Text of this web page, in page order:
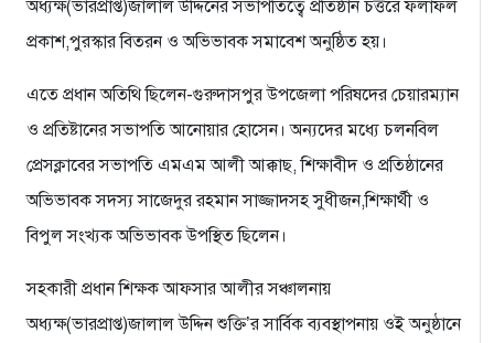
অধ্যক্ষ(ভারপ্রাপ্ত)জালাল উদ্দিনের সভাপতিত্বে প্রতিষ্ঠান চত্তরে ফলাফল
প্রকাশ,পুরস্কার বিতরন ও অভিভাবক সমাবেশ অনুষ্ঠিত হয়।
এতে প্রধান অতিথি ছিলেন-গুরুদাসপুর উপজেলা পরিষদের চেয়ারম্যান
ও প্রতিষ্টানের সভাপতি আনোয়ার হোসেন। অন্যদের মধ্যে চলনবিল
প্রেসক্লাবের সভাপতি এমএম আলী আক্কাছ, শিক্ষাবীদ ও প্রতিষ্ঠানের
অভিভাবক সদস্য সাজেদুর রহমান সাজ্জাদসহ সুধীজন,শিক্ষার্থী ও
বিপুল সংখ্যক অভিভাবক উপস্থিত ছিলেন।
সহকারী প্রধান শিক্ষক আফসার আলীর সঞ্চালনায়
অধ্যক্ষ(ভারপ্রাপ্ত)জালাল উদ্দিন শুক্তি’র সার্বিক ব্যবস্থাপনায় ওই অনুষ্ঠানে